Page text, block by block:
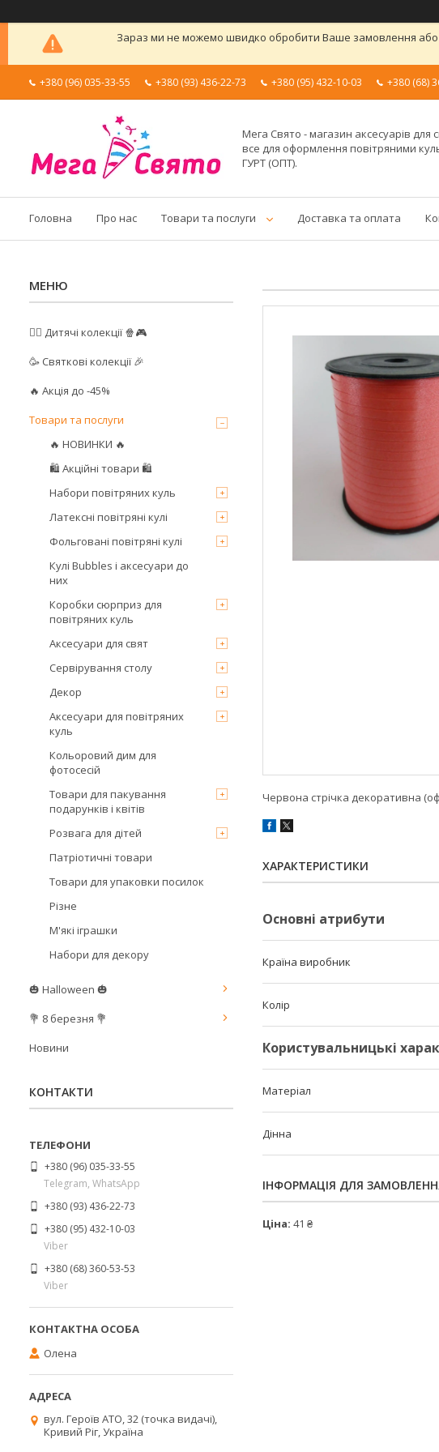
Зараз ми не можемо швидко обробити Ваше замовлення або
+380 (96) 035-33-55 +380 (93) 436-22-73 +380 (95) 432-10-03 +380 (68)
Мега Свято - магазин аксесуарів для
все для оформлення повітряними
ГУРТ (ОПТ).
Головна Про нас Товари та послуги Доставка та оплата
Червона стрічка декоративна
ХАРАКТЕРИСТИКИ
Основні атрибути
Країна виробник
Колір
Користувальницькі
Матеріал
Дінна
ІНФОРМАЦІЯ ДЛЯ
Ціна: 41 ₴
🦸‍♂️ Дитячі колекції 🍿🎮
🥳 Святкові колекції 🎉
🔥 Акція до -45%
Товари та послуги
🔥 НОВИНКИ 🔥
🛍 Акційні товари 🛍
Набори повітряних куль
Латексні повітряні кулі
Фольговані повітряні кулі
Кулі Bubbles і аксесуари до
них
Коробки сюрприз для
повітряних куль
Аксесуари для свят
Сервірування столу
Декор
Аксесуари для повітряних
куль
Кольоровий дим для
фотосесій
Товари для пакування
подарунків і квітів
Розвага для дітей
Патріотичні товари
Товари для упаковки посилок
Різне
М'які іграшки
Набори для декору
🎃 Halloween 🎃
💐 8 березня 💐
Новини
КОНТАКТИ
+380 (96) 035-33-55
Telegram, WhatsApp
+380 (93) 436-22-73
+380 (95) 432-10-03
Viber
+380 (68) 360-53-53
Viber
Олена
вул. Героїв АТО, 32 (точка видачі),
Кривий Ріг, Україна